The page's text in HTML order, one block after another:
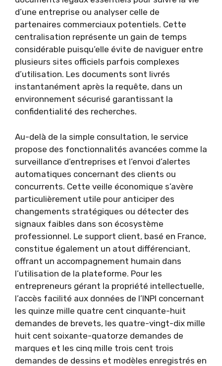
d’une entreprise ou analyser celle de
partenaires commerciaux potentiels. Cette
centralisation représente un gain de temps
considérable puisqu’elle évite de naviguer entre
plusieurs sites officiels parfois complexes
d’utilisation. Les documents sont livrés
instantanément après la requête, dans un
environnement sécurisé garantissant la
confidentialité des recherches.
Au-delà de la simple consultation, le service
propose des fonctionnalités avancées comme la
surveillance d’entreprises et l’envoi d’alertes
automatiques concernant des clients ou
concurrents. Cette veille économique s’avère
particulièrement utile pour anticiper des
changements stratégiques ou détecter des
signaux faibles dans son écosystème
professionnel. Le support client, basé en France,
constitue également un atout différenciant,
offrant un accompagnement humain dans
l’utilisation de la plateforme. Pour les
entrepreneurs gérant la propriété intellectuelle,
l’accès facilité aux données de l’INPI concernant
les quinze mille quatre cent cinquante-huit
demandes de brevets, les quatre-vingt-dix mille
huit cent soixante-quatorze demandes de
marques et les cinq mille trois cent trois
demandes de dessins et modèles enregistrés en